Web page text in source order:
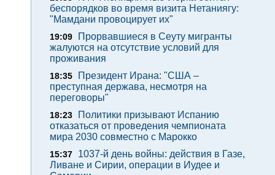
беспорядков во время визита Нетаниягу:
"Мамдани провоцирует их"
19:09
Прорвавшиеся в Сеуту мигранты
жалуются на отсутствие условий для
проживания
18:35
Президент Ирана: "США –
преступная держава, несмотря на
переговоры"
18:23
Политики призывают Испанию
отказаться от проведения чемпионата
мира 2030 совместно с Марокко
15:37
1037-й день войны: действия в Газе,
Ливане и Сирии, операции в Иудее и